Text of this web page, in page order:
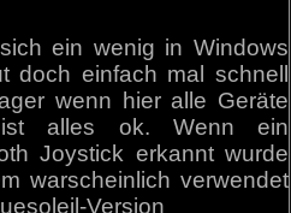
ein wenig in Windows
doch einfach mal schnell
wenn hier alle Geräte
ist alles ok. Wenn ein
Joystick erkannt wurde
warscheinlich verwendet
Version